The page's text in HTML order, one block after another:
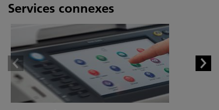
Services connexes